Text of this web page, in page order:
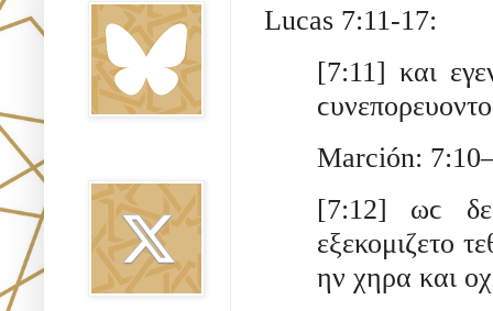
Lucas 7:11-17:
[7:11] και
Marción:
[7:12] ωϲ δε
εξεκομιζετο
ην χηρα και